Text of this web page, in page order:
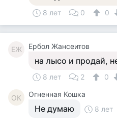
8 лет 0 0
ЕЖ Ербол Жансеитов
на лысо и продай,
8 лет 2 0
ОК Огненная Кошка
Не думаю 8 лет